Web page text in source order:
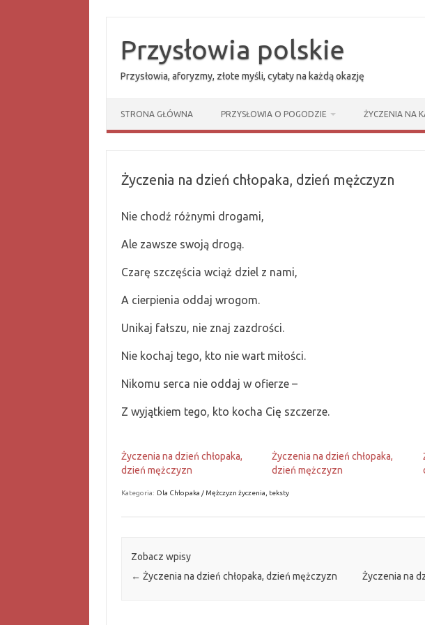
treściPrzysłowia polskie
Przysłowia, aforyzmy, złote myśli, cytaty na każdą okazję
STRONA GŁÓWNA PRZYSŁOWIA O POGODZIE ŻYCZENIA NA
Życzenia na dzień chłopaka, dzień mężczyzn
Nie chodź różnymi drogami,
Ale zawsze swoją drogą.
Czarę szczęścia wciąż dziel z nami,
A cierpienia oddaj wrogom.
Unikaj fałszu, nie znaj zazdrości.
Nie kochaj tego, kto nie wart miłości.
Nikomu serca nie oddaj w ofierze –
Z wyjątkiem tego, kto kocha Cię szczerze.
Życzenia na dzień chłopaka,
dzień mężczyzn
Życzenia na dzień chłopaka,
dzień mężczyzn
Kategoria: Dla Chłopaka / Mężczyzn życzenia, teksty
Zobacz wpisy
← Życzenia na dzień chłopaka, dzień mężczyzn Życzenia na